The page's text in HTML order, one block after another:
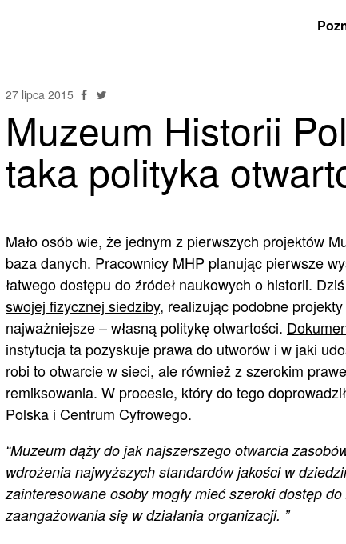
27 lipca 2015
Muzeum Historii
taka polityka
Mało osób wie, że jednym z pierwszych projektów
baza danych. Pracownicy MHP planując pierwsze
łatwego dostępu do źródeł naukowych o historii.
swojej fizycznej siedziby, realizując podobne
najważniejsze – własną politykę otwartości.
instytucja ta pozyskuje prawa do utworów i w jaki
robi to otwarcie w sieci, ale również z szerokim
remiksowania. W procesie, który do tego
Polska i Centrum Cyfrowego.
“Muzeum dąży do jak najszerszego otwarcia
wdrożenia najwyższych standardów jakości w
zainteresowane osoby mogły mieć szeroki dostęp
zaangażowania się w działania organizacji. ”